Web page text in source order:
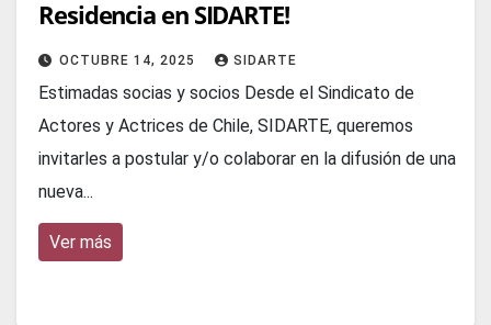
Residencia en SIDARTE!
OCTUBRE 14, 2025 SIDARTE
Estimadas socias y socios Desde el Sindicato de
Actores y Actrices de Chile, SIDARTE, queremos
invitarles a postular y/o colaborar en la difusión de una
nueva...
Ver más